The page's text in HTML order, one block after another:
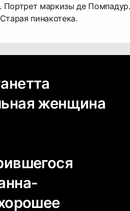
Портрет маркизы де Помпадур.
пинакотека.
женщина